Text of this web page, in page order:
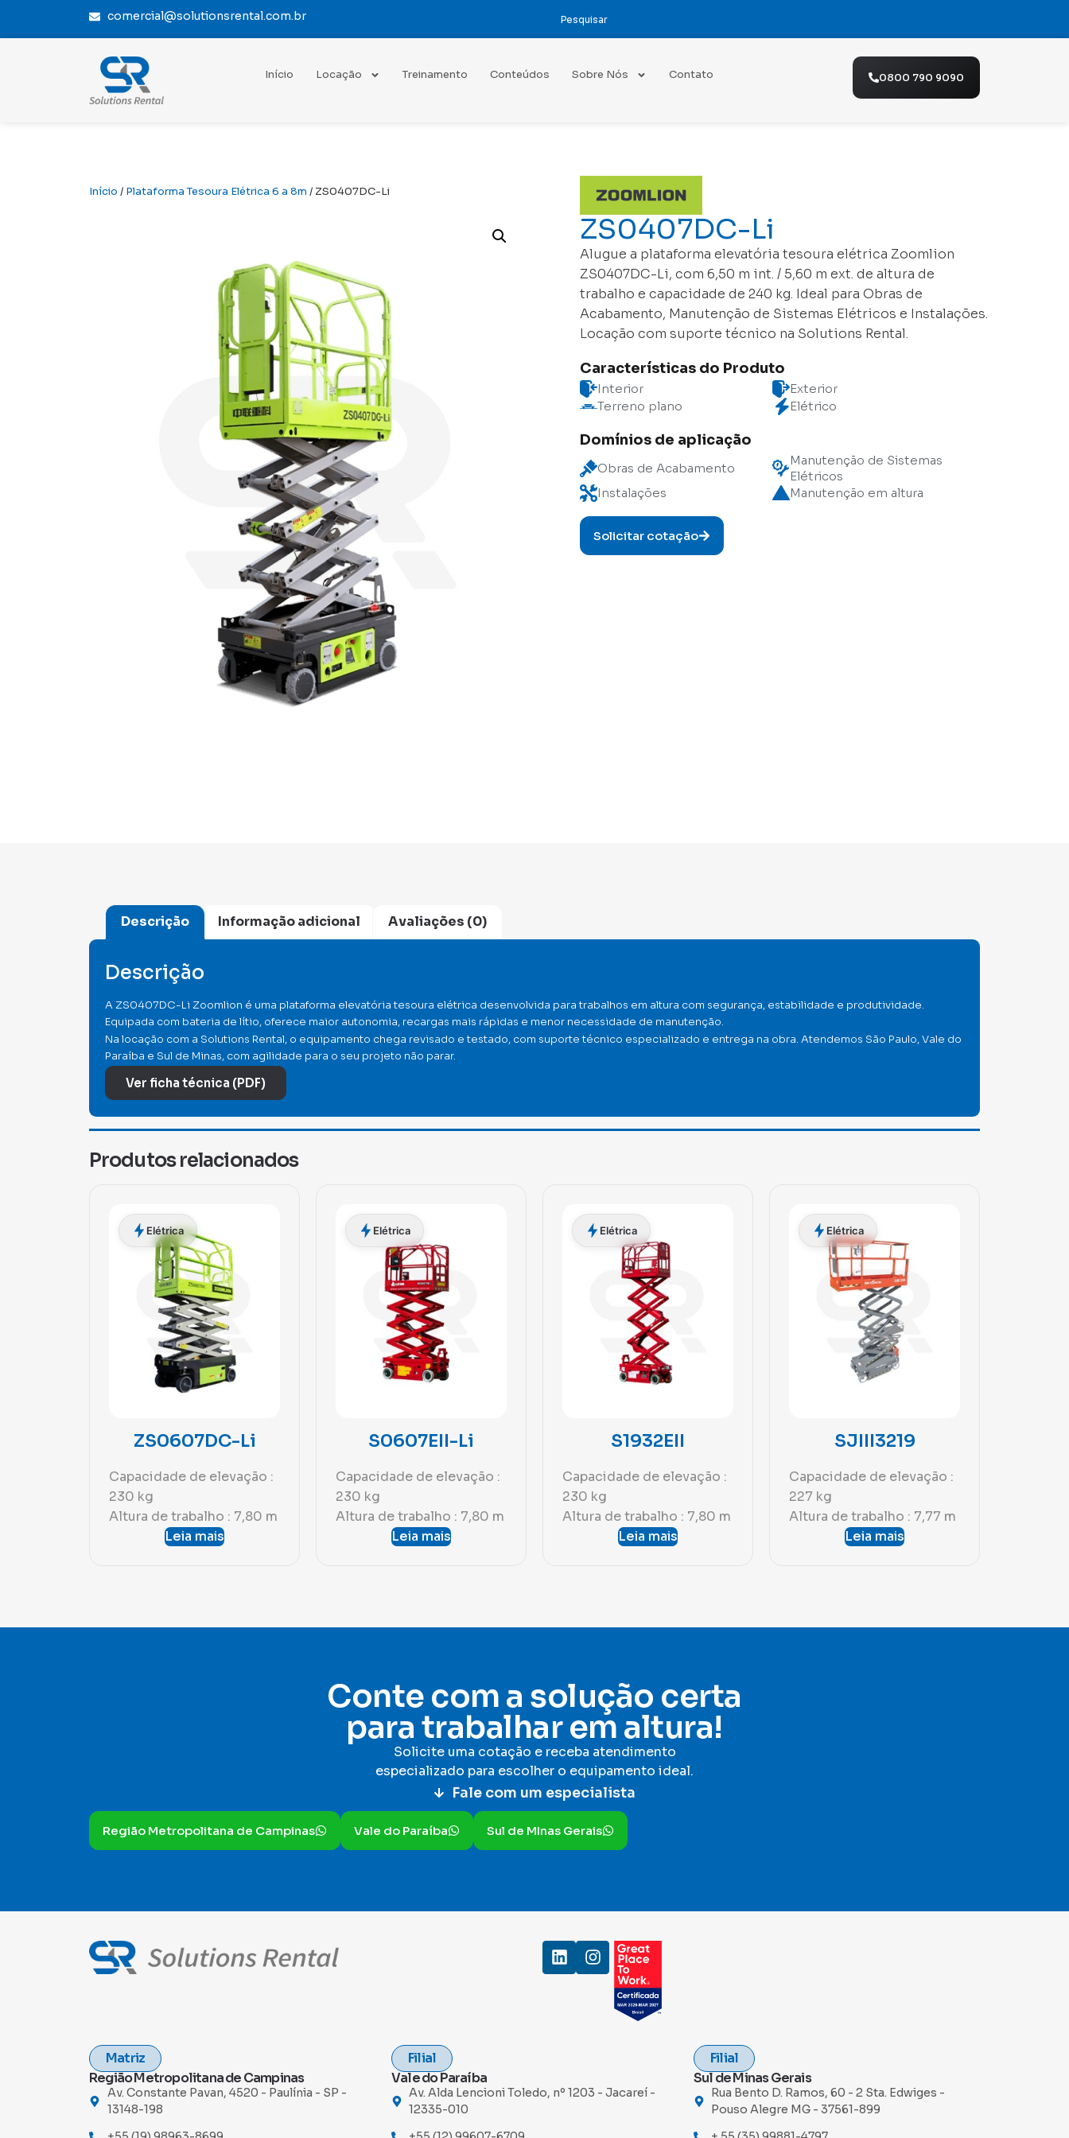
comercial@solutionsrental.com.br
Início Locação Treinamento Conteúdos Sobre Nós Contato 0800 790 9090
Início / Plataforma Tesoura Elétrica 6 a 8m / ZS0407DC-Li
ZS0407DC-Li
Alugue a plataforma elevatória tesoura elétrica Zoomlion
ZS0407DC-Li, com 6,50 m int. / 5,60 m ext. de altura de
trabalho e capacidade de 240 kg. Ideal para Obras de
Acabamento, Manutenção de Sistemas Elétricos e Instalações.
Locação com suporte técnico na Solutions Rental.
Características do Produto
Interior
Exterior
Terreno plano
Elétrico
Domínios de aplicação
Obras de Acabamento
Manutenção de Sistemas
Elétricos
Instalações
Manutenção em altura
Solicitar cotação
Descrição Informação adicional Avaliações (0)
Descrição
A ZS0407DC-Li Zoomlion é uma plataforma elevatória tesoura elétrica desenvolvida para trabalhos em altura com segurança, estabilidade e produtividade.
Equipada com bateria de lítio, oferece maior autonomia, recargas mais rápidas e menor necessidade de manutenção.
Na locação com a Solutions Rental, o equipamento chega revisado e testado, com suporte técnico especializado e entrega na obra. Atendemos São Paulo, Vale do
Paraíba e Sul de Minas, com agilidade para o seu projeto não parar.
Ver ficha técnica (PDF)
Produtos relacionados
Elétrica
ZS0607DC-Li
Capacidade de elevação :
230 kg
Altura de trabalho : 7,80 m
Leia mais
Elétrica
S0607EII-Li
Capacidade de elevação :
230 kg
Altura de trabalho : 7,80 m
Leia mais
Elétrica
S1932EII
Capacidade de elevação :
230 kg
Altura de trabalho : 7,80 m
Leia mais
Elétrica
SJIII3219
Capacidade de elevação :
227 kg
Altura de trabalho : 7,77 m
Leia mais
Conte com a solução certa
para trabalhar em altura!
Solicite uma cotação e receba atendimento
especializado para escolher o equipamento ideal.
Fale com um especialista
Região Metropolitana de Campinas Vale do Paraíba Sul de MInas Gerais
Matriz
Região Metropolitana de Campinas
Av. Constante Pavan, 4520 - Paulínia - SP -
13148-198
Filial
Vale do Paraíba
Av. Alda Lencioni Toledo, nº 1203 - Jacareí -
12335-010
Filial
Sul de Minas Gerais
Rua Bento D. Ramos, 60 - 2 Sta. Edwiges -
Pouso Alegre MG - 37561-899